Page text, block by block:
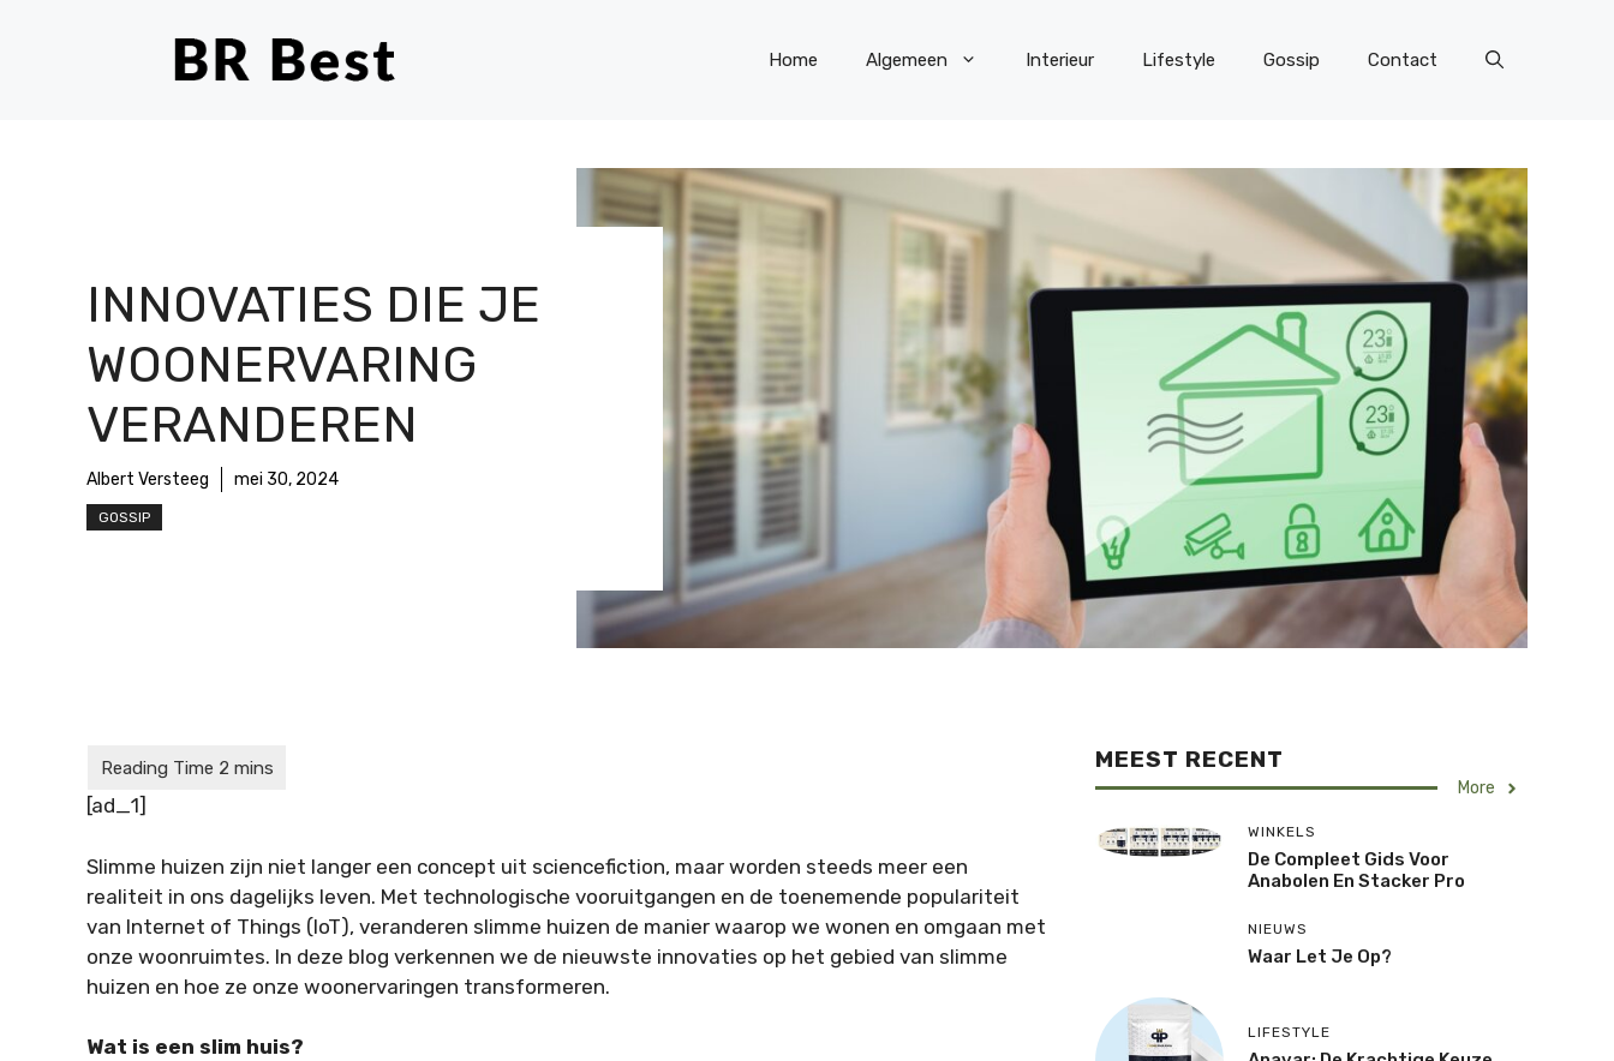
Home Algemeen Interieur Lifestyle Gossip Contact
INNOVATIES DIE JE
WOONERVARING
VERANDEREN
Albert Versteeg mei 30, 2024
GOSSIP
[ad_1]
Slimme huizen zijn niet langer een concept uit sciencefiction, maar worden steeds meer een
realiteit in ons dagelijks leven. Met technologische vooruitgangen en de toenemende populariteit
van Internet of Things (IoT), veranderen slimme huizen de manier waarop we wonen en omgaan met
onze woonruimtes. In deze blog verkennen we de nieuwste innovaties op het gebied van slimme
huizen en hoe ze onze woonervaringen transformeren.
Wat is een slim huis?
MEEST RECENT
More
WINKELS
De Compleet Gids Voor
Anabolen En Stacker Pro
NIEUWS
Waar Let Je Op?
LIFESTYLE